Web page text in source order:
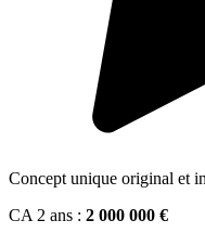
Concept unique original et
CA 2 ans : 2 000 000 €